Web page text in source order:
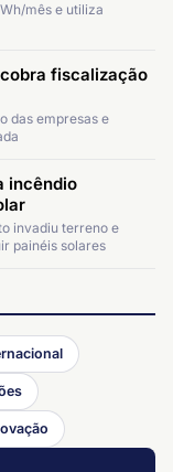
mês e utiliza
fiscalização
das empresas e
incêndio
invadiu terreno e
painéis solares